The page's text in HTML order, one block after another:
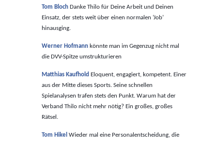
Tom Bloch Danke Thilo für Deine Arbeit und Deinen
Einsatz, der stets weit über einen normalen ‘Job’
hinausging.
Werner Hofmann könnte man im Gegenzug nicht mal
die DVV-Spitze umstrukturieren
Matthias Kaufhold Eloquent, engagiert, kompetent. Einer
aus der Mitte dieses Sports. Seine schnellen
Spielanalysen trafen stets den Punkt. Warum hat der
Verband Thilo nicht mehr nötig? Ein großes, großes
Rätsel.
Tom Hikel Wieder mal eine Personalentscheidung, die